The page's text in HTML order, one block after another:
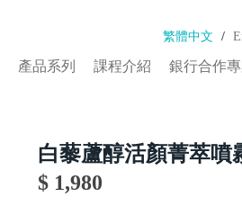
繁體中文 /
產品系列 課程介紹 銀行合作
白藜蘆醇活顏菁萃噴
$ 1,980